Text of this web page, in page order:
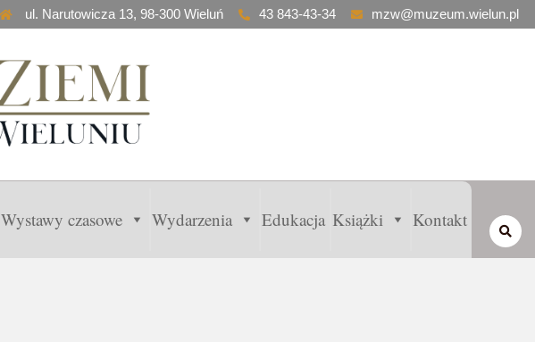
ul. Narutowicza 13, 98-300 Wieluń 43 843-43-34 mzw@muzeum.wielun.pl
Wystawy czasowe Wydarzenia Edukacja Książki Kontakt